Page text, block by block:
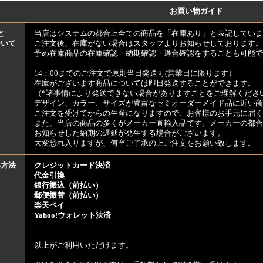
お買い物ガイド
て
当店はシステムの都合上全ての商品を「在庫あり」と表記してい
ご注文後、在庫がない場合はスタッフよりお知らせしております。
予め在庫商品の在庫確認・納期確認・適合確認をすることも可能
14：00までのご注文で原則当日発送可(営業日に限ります）
在庫がございます商品については即日発送することができます。
（*諸事情により発送できない場合がありますことをご理解くださ
デザイン、カラー、サイズが豊富なセミオーダーメイド品に近い
ご注文を受けてからの生産になりますので、お客様のお手元に届
また、当店の商品の多くがメーカー直輸入品です。メーカーの都
お知らせした納期の遅延が発生する場合がございます。
大変恐れ入りますが、何卒ご了承の上ご注文をお願い致します。
法
クレジットカード決済
代金引換
銀行振込（前払い）
郵便振替（前払い）
楽天ペイ
Yahoo!ウォレット決済
以上がご利用いただけます。